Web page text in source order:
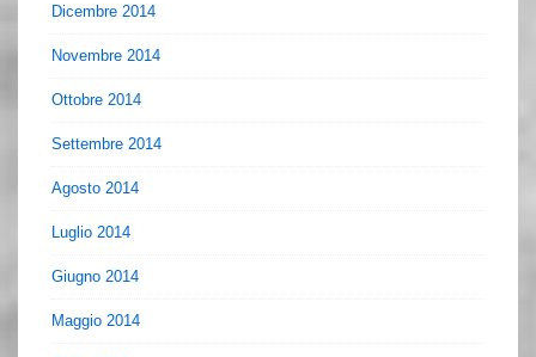
Dicembre 2014
Novembre 2014
Ottobre 2014
Settembre 2014
Agosto 2014
Luglio 2014
Giugno 2014
Maggio 2014